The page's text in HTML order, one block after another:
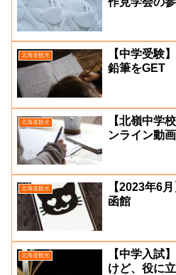
北海道観光
【中学受験
鉛筆をGET
北海道観光
【北嶺中学
ンライン動
北海道観光
【2023年6
函館
北海道観光
【中学入試
けど、役に